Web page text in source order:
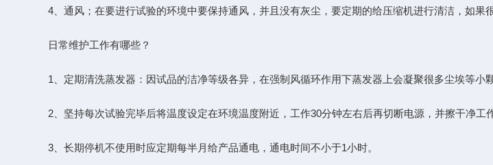
4、通风；在要进行试验的环境中要保持通风，并且没有灰尘，要定期的给压缩机进行清洁，如果
日常维护工作有哪些？
1、定期清洗蒸发器：因试品的洁净等级各异，在强制风循环作用下蒸发器上会凝聚很多尘埃等小
2、坚持每次试验完毕后将温度设定在环境温度附近，工作30分钟左右后再切断电源，并擦干净工作
3、长期停机不使用时应定期每半月给产品通电，通电时间不小于1小时。